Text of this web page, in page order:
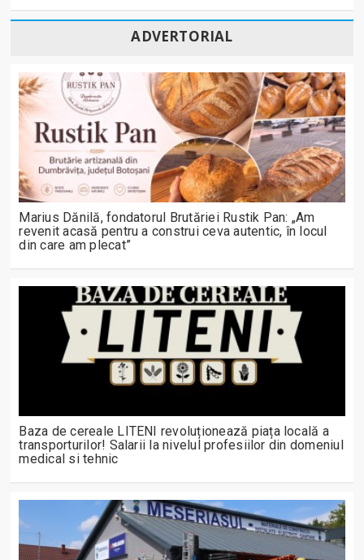
ADVERTORIAL
Marius Dănilă, fondatorul Brutăriei Rustik Pan: „Am
revenit acasă pentru a construi ceva autentic, în locul
din care am plecat”
Baza de cereale LITENI revoluționează piața locală a
transporturilor! Salarii la nivelul profesiilor din domeniul
medical si tehnic